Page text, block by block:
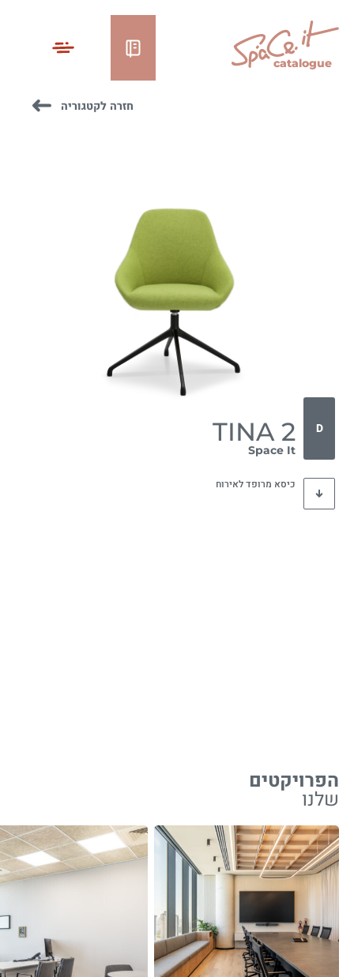
catalogue
חזרה לקטגוריה
D
TINA 2
Space It
כיסא מרופד לאירוח
הפרויקטים
שלנו